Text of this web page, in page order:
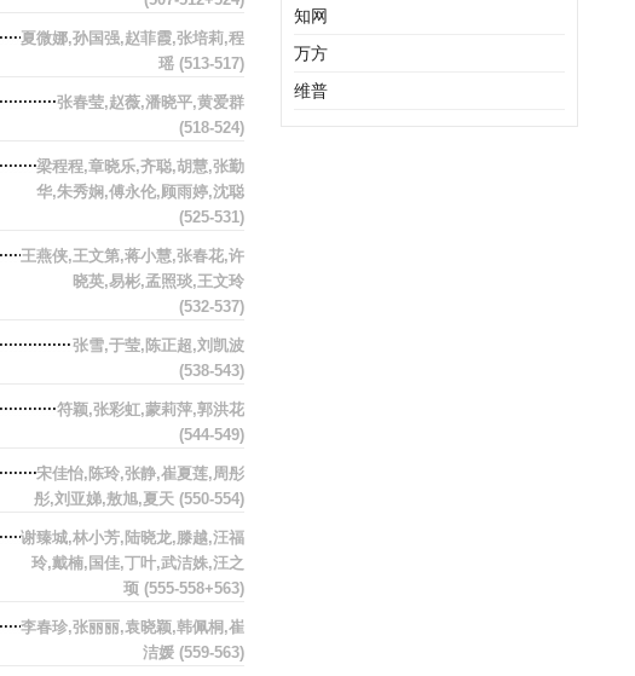
夏微娜,孙国强,赵菲霞,张培莉,程
瑶 (513-517)
张春莹,赵薇,潘晓平,黄爱群
(518-524)
梁程程,章晓乐,齐聪,胡慧,张勤
华,朱秀娴,傅永伦,顾雨婷,沈聪
(525-531)
王燕侠,王文第,蒋小慧,张春花,许
晓英,易彬,孟照琰,王文玲
(532-537)
张雪,于莹,陈正超,刘凯波
(538-543)
符颖,张彩虹,蒙莉萍,郭洪花
(544-549)
宋佳怡,陈玲,张静,崔夏莲,周彤
彤,刘亚娣,敖旭,夏天 (550-554)
谢臻城,林小芳,陆晓龙,滕越,汪福
玲,戴楠,国佳,丁叶,武洁姝,汪之
顼 (555-558+563)
李春珍,张丽丽,袁晓颖,韩佩桐,崔
洁媛 (559-563)
知网
万方
维普